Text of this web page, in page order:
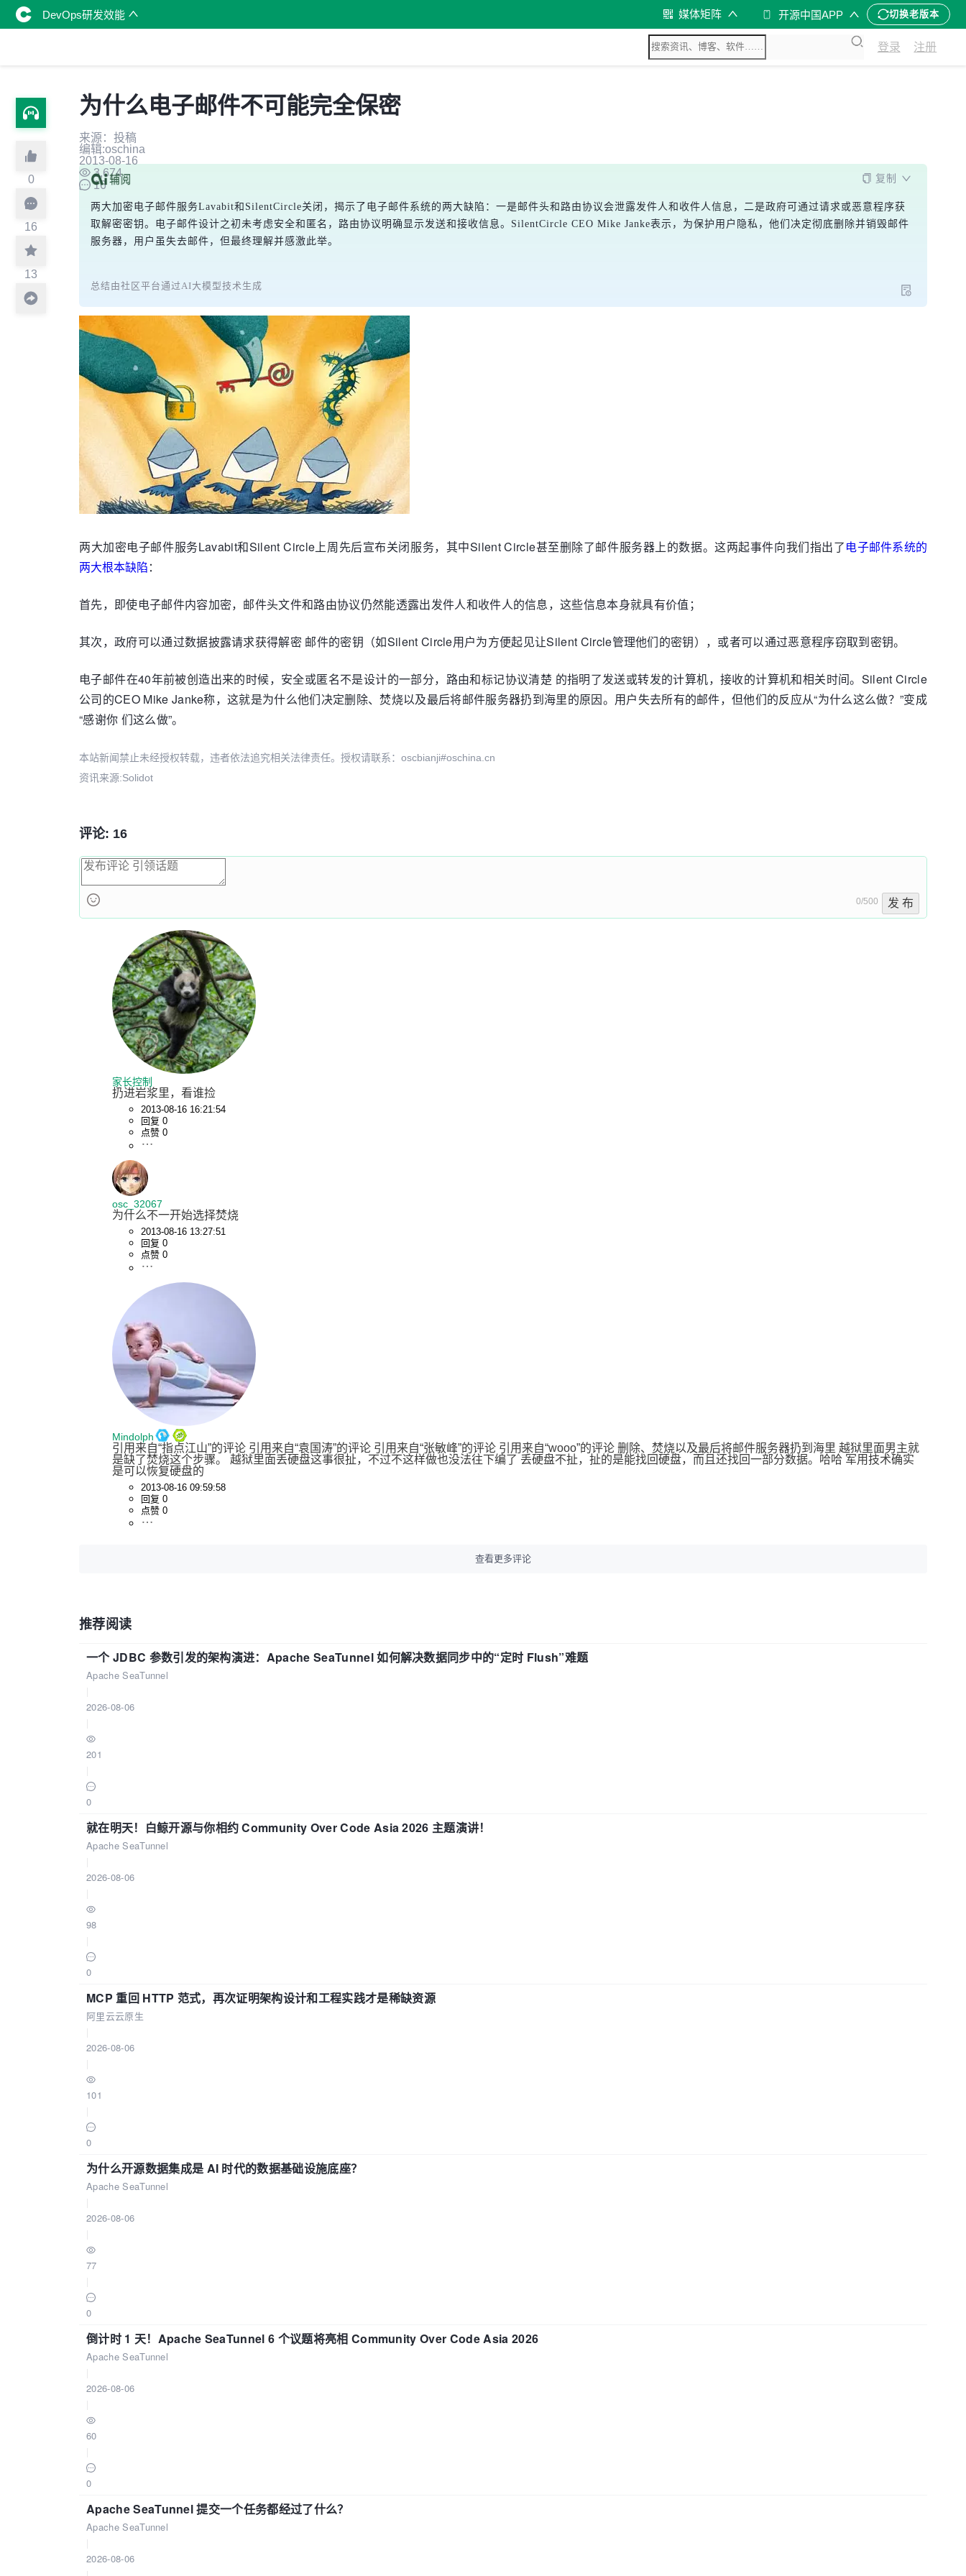
DevOps研发效能 媒体矩阵 开源中国APP 切换老版本
登录 注册
0
16
13
为什么电子邮件不可能完全保密
来源：投稿
编辑:oschina
2013-08-16
3,674
16
复制
两大加密电子邮件服务Lavabit和SilentCircle关闭，揭示了电子邮件系统的两大缺陷：一是邮件头和路由协议会泄露发件人和收件人信息，二是政府可通过请求或恶意程序获
取解密密钥。电子邮件设计之初未考虑安全和匿名，路由协议明确显示发送和接收信息。SilentCircle CEO Mike Janke表示，为保护用户隐私，他们决定彻底删除并销毁邮件
服务器，用户虽失去邮件，但最终理解并感激此举。
总结由社区平台通过AI大模型技术生成
两大加密电子邮件服务Lavabit和Silent Circle上周先后宣布关闭服务，其中Silent Circle甚至删除了邮件服务器上的数据。这两起事件向我们指出了电子邮件系统的
两大根本缺陷：
首先，即使电子邮件内容加密，邮件头文件和路由协议仍然能透露出发件人和收件人的信息，这些信息本身就具有价值；
其次，政府可以通过数据披露请求获得解密 邮件的密钥（如Silent Circle用户为方便起见让Silent Circle管理他们的密钥），或者可以通过恶意程序窃取到密钥。
电子邮件在40年前被创造出来的时候，安全或匿名不是设计的一部分，路由和标记协议清楚 的指明了发送或转发的计算机，接收的计算机和相关时间。Silent Circle
公司的CEO Mike Janke称，这就是为什么他们决定删除、焚烧以及最后将邮件服务器扔到海里的原因。用户失去所有的邮件，但他们的反应从“为什么这么做？”变成
“感谢你 们这么做”。
本站新闻禁止未经授权转载，违者依法追究相关法律责任。授权请联系：oscbianji#oschina.cn
资讯来源:Solidot
评论: 16
0/500 发 布
家长控制
扔进岩浆里，看谁捡
2013-08-16 16:21:54
回复 0
点赞 0
osc_32067
为什么不一开始选择焚烧
2013-08-16 13:27:51
回复 0
点赞 0
Mindolph
引用来自“指点江山”的评论 引用来自“袁国涛”的评论 引用来自“张敏峰”的评论 引用来自“wooo”的评论 删除、焚烧以及最后将邮件服务器扔到海里 越狱里面男主就
是缺了焚烧这个步骤。 越狱里面丢硬盘这事很扯，不过不这样做也没法往下编了 丢硬盘不扯，扯的是能找回硬盘，而且还找回一部分数据。哈哈 军用技术确实
是可以恢复硬盘的
2013-08-16 09:59:58
回复 0
点赞 0
查看更多评论
推荐阅读
一个 JDBC 参数引发的架构演进：Apache SeaTunnel 如何解决数据同步中的“定时 Flush”难题
Apache SeaTunnel
2026-08-06
201
0
就在明天！白鲸开源与你相约 Community Over Code Asia 2026 主题演讲！
Apache SeaTunnel
2026-08-06
98
0
MCP 重回 HTTP 范式，再次证明架构设计和工程实践才是稀缺资源
阿里云云原生
2026-08-06
101
0
为什么开源数据集成是 AI 时代的数据基础设施底座？
Apache SeaTunnel
2026-08-06
77
0
倒计时 1 天！Apache SeaTunnel 6 个议题将亮相 Community Over Code Asia 2026
Apache SeaTunnel
2026-08-06
60
0
Apache SeaTunnel 提交一个任务都经过了什么？
Apache SeaTunnel
2026-08-06